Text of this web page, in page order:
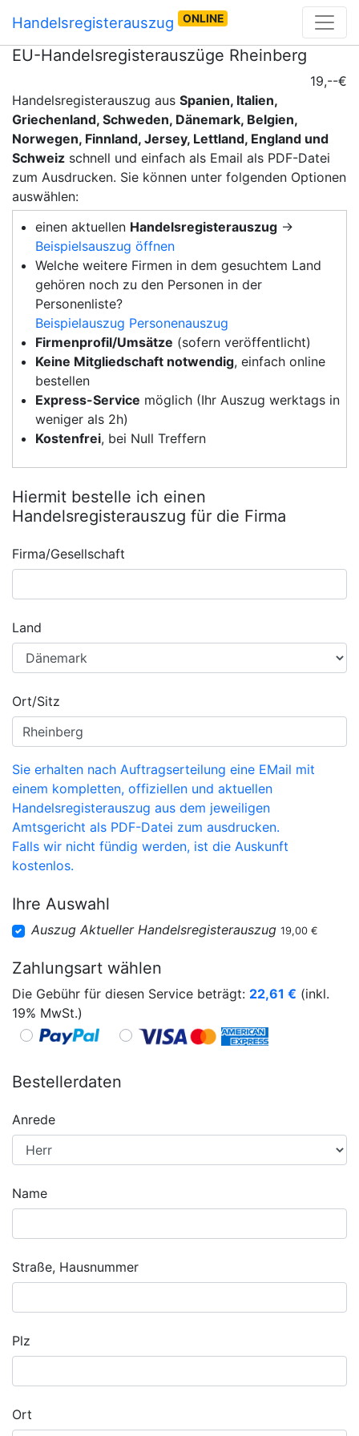
Handelsregisterauszug ONLINE
EU-Handelsregisterauszüge Rheinberg
19,--€
Handelsregisterauszug aus Spanien, Italien,
Griechenland, Schweden, Dänemark, Belgien,
Norwegen, Finnland, Jersey, Lettland, England und
Schweiz schnell und einfach als Email als PDF-Datei
zum Ausdrucken. Sie können unter folgenden Optionen
auswählen:
einen aktuellen Handelsregisterauszug →
Beispielsauszug öffnen
Welche weitere Firmen in dem gesuchtem Land
gehören noch zu den Personen in der
Personenliste?
Beispielauszug Personenauszug
Firmenprofil/Umsätze (sofern veröffentlicht)
Keine Mitgliedschaft notwendig, einfach online
bestellen
Express-Service möglich (Ihr Auszug werktags in
weniger als 2h)
Kostenfrei, bei Null Treffern
Hiermit bestelle ich einen
Handelsregisterauszug für die Firma
Firma/Gesellschaft
Land
Ort/Sitz
Sie erhalten nach Auftragserteilung eine EMail mit
einem kompletten, offiziellen und aktuellen
Handelsregisterauszug aus dem jeweiligen
Amtsgericht als PDF-Datei zum ausdrucken.
Falls wir nicht fündig werden, ist die Auskunft
kostenlos.
Ihre Auswahl
Auszug Aktueller Handelsregisterauszug 19,00 €
Zahlungsart wählen
Die Gebühr für diesen Service beträgt: 22,61 € (inkl.
19% MwSt.)
Bestellerdaten
Anrede
Name
Straße, Hausnummer
Plz
Ort